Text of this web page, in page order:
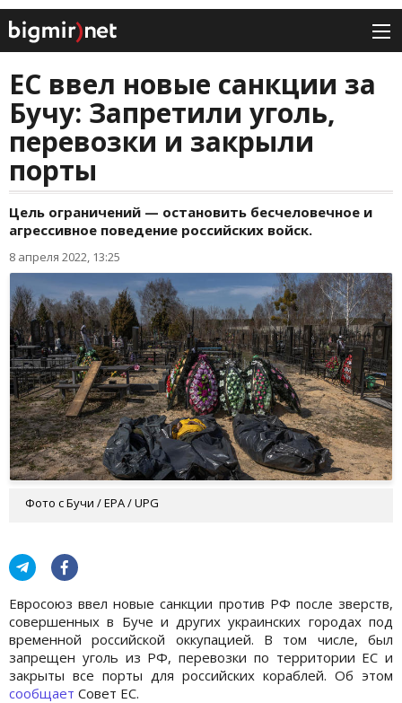
ЕС ввел новые санкции за
Бучу: Запретили уголь,
перевозки и закрыли
порты
Цель ограничений — остановить бесчеловечное и
агрессивное поведение российских войск.
8 апреля 2022, 13:25
Фото с Бучи / EPA / UPG
Евросоюз ввел новые санкции против РФ после зверств,
совершенных в Буче и других украинских городах под
временной российской оккупацией. В том числе, был
запрещен уголь из РФ, перевозки по территории ЕС и
закрыты все порты для российских кораблей. Об этом
сообщает Совет ЕС.